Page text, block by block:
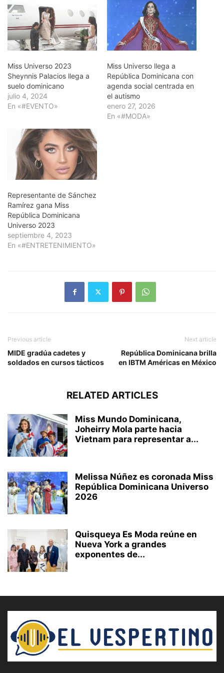
Miss Universo 2023
Sheynnis Palacios llega a
suelo dominicano
julio 4, 2024
En «#EVENTO»
Miss Universo llega a
República Dominicana con
agenda social centrada en
el autismo
enero 27, 2026
En «#MODA»
Representante de Sánchez
Ramírez gana Miss
República Dominicana
Universo 2023
septiembre 4, 2023
En «#ENTRETENIMIENTO»
Previous article
MIDE gradúa cadetes y
soldados en cursos tácticos
Next article
República Dominicana brilla
en IBTM Américas en México
RELATED ARTICLES
Miss Mundo Dominicana,
Joheirry Mola parte hacia
Vietnam para representar a...
Melissa Núñez es coronada Miss
República Dominicana Universo
2026
Quisqueya Es Moda reúne en
Nueva York a grandes
exponentes de...